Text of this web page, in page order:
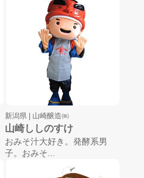
新潟県 | 山崎醸造㈱
山崎ししのすけ
おみそ汁大好き。発酵系男
子。おみそ...